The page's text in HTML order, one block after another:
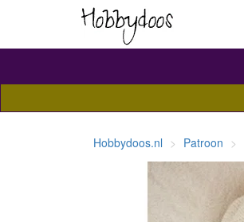
Hobbydoos.nl Patroon